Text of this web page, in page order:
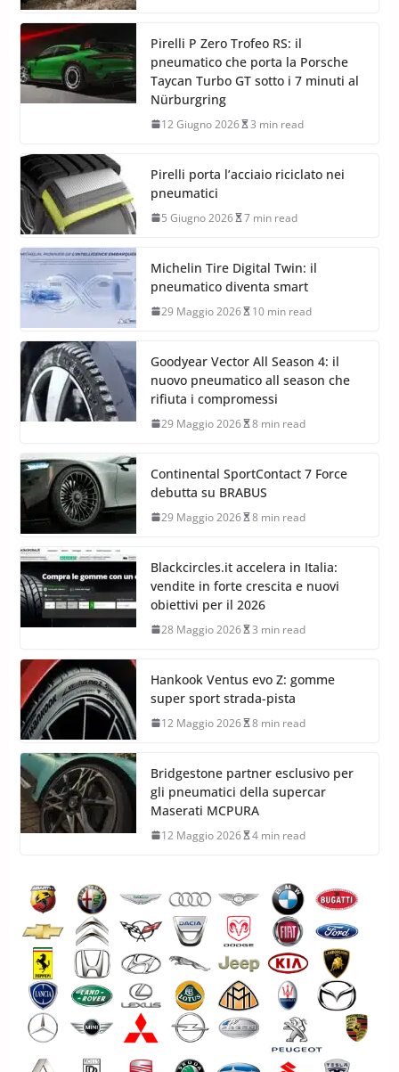
Pirelli P Zero Trofeo RS: il
pneumatico che porta la Porsche
Taycan Turbo GT sotto i 7 minuti al
Nürburgring
12 Giugno 2026 3 min read
Pirelli porta l’acciaio riciclato nei
pneumatici
5 Giugno 2026 7 min read
Michelin Tire Digital Twin: il
pneumatico diventa smart
29 Maggio 2026 10 min read
Goodyear Vector All Season 4: il
nuovo pneumatico all season che
rifiuta i compromessi
29 Maggio 2026 8 min read
Continental SportContact 7 Force
debutta su BRABUS
29 Maggio 2026 8 min read
Blackcircles.it accelera in Italia:
vendite in forte crescita e nuovi
obiettivi per il 2026
28 Maggio 2026 3 min read
Hankook Ventus evo Z: gomme
super sport strada-pista
12 Maggio 2026 8 min read
Bridgestone partner esclusivo per
gli pneumatici della supercar
Maserati MCPURA
12 Maggio 2026 4 min read